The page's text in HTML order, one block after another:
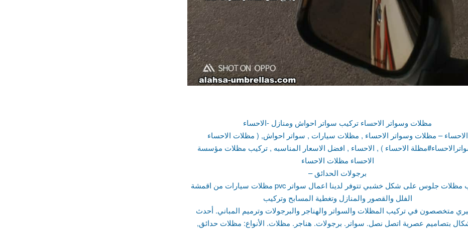
مظلات وسواتر الاحساء تركيب سواتر احواش ومنازل -الاحساء
الاحساء – مظلات وسواتر الاحساء , مظلات سيارات , سواتر احواش, ( مظلات الاحساء
الاحساء ) , الاحساء , افضل الاسعار المناسبه , تركيب مظلات مؤسسة
الاحساء مظلات الاحساء
– برجولات الحدائق
مظلات سيارات من اقمشة pvc تركيب مظلات جلوس على شكل خشبي تتوفر لدينا اعمال سواتر
الفلل والقصور والمنازل وتغطية المسابح وتركيب
متخصصون في تركيب المظلات والسواتر والهناجر والبرجولات وترميم المباني. أحدث
بتصاميم عصرية اتصل نصل. سواتر. برجولات. هناجر. مظلات. الأنواع: مظلات حدائق,